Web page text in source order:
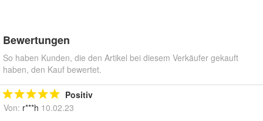
Bewertungen
So haben Kunden, die den Artikel bei diesem Verkäufer gekauft
haben, den Kauf bewertet.
Positiv
Von: r***h 10.02.23